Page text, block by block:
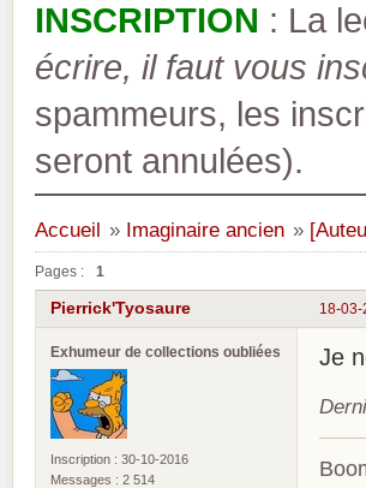
INSCRIPTION : La
écrire, il faut vous
spammeurs, les
seront annulées).
Accueil » Imaginaire ancien »
Pages : 1
18-03-
Pierrick'Tyosaure
Exhumeur de collections oubliées
Inscription : 30-10-2016
Messages : 2 514
Je